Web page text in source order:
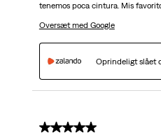
tenemos poca cintura. Mis
Oversæt med Google
Oprindeligt slået
5 ud af 5 stjerner.